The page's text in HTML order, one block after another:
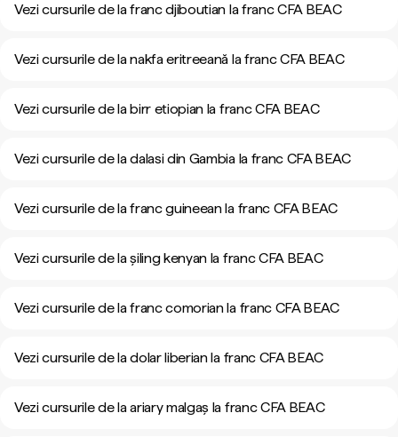
Vezi cursurile de la franc djiboutian la franc CFA BEAC
Vezi cursurile de la nakfa eritreeană la franc CFA BEAC
Vezi cursurile de la birr etiopian la franc CFA BEAC
Vezi cursurile de la dalasi din Gambia la franc CFA BEAC
Vezi cursurile de la franc guineean la franc CFA BEAC
Vezi cursurile de la șiling kenyan la franc CFA BEAC
Vezi cursurile de la franc comorian la franc CFA BEAC
Vezi cursurile de la dolar liberian la franc CFA BEAC
Vezi cursurile de la ariary malgaș la franc CFA BEAC